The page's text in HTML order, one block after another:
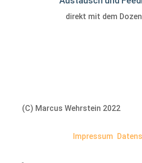
direkt mit dem
(C) Marcus Wehrstein 2022
Impressum